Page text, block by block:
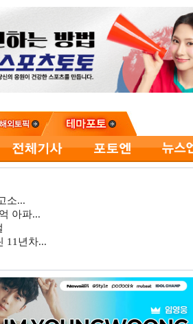
소...
아파...
11년차...